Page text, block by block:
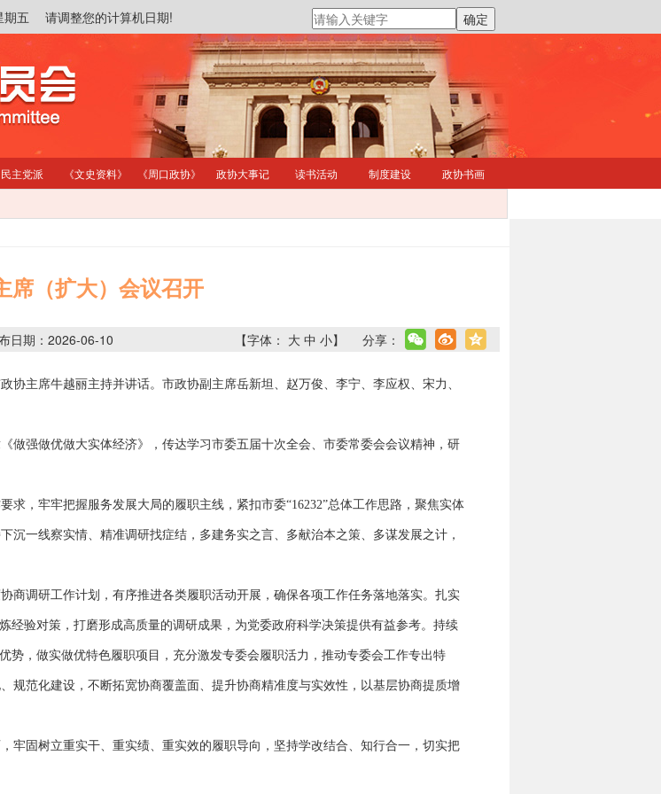
期五 请调整您的计算机日期!
民主党派 《文史资料》 《周口政协》 政协大事记 读书活动 制度建设 政协书画
席（扩大）会议召开
日期：2026-06-10 分享：
【字体： 大 中 小】
主席牛越丽主持并讲话。市政协副主席岳新坦、赵万俊、李宁、李应权、宋力、
强做优做大实体经济》，传达学习市委五届十次全会、市委常委会会议精神，研
，牢牢把握服务发展大局的履职主线，紧扣市委“16232”总体工作思路，聚焦实体
沉一线察实情、精准调研找症结，多建务实之言、多献治本之策、多谋发展之计，
调研工作计划，有序推进各类履职活动开展，确保各项工作任务落地落实。扎实
经验对策，打磨形成高质量的调研成果，为党委政府科学决策提供有益参考。持续
势，做实做优特色履职项目，充分激发专委会履职活力，推动专委会工作专出特
规范化建设，不断拓宽协商覆盖面、提升协商精准度与实效性，以基层协商提质增
固树立重实干、重实绩、重实效的履职导向，坚持学改结合、知行合一，切实把